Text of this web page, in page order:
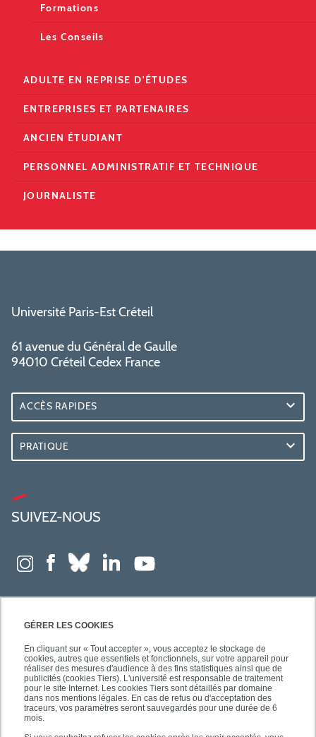
GÉRER LES COOKIES
En cliquant sur « Tout accepter », vous acceptez le stockage de
cookies, autres que essentiels et fonctionnels, sur votre appareil pour
réaliser des mesures d'audience à des fins statistiques ainsi que de
publicités (cookies Tiers). L'université est responsable de traitement
pour le site Internet. Les cookies Tiers sont détaillés par domaine
dans nos mentions légales. En cas de refus ou d'acceptation des
traceurs, vos paramètres seront sauvegardés pour une durée de 6
mois.
Formations
Les Conseils
ADULTE EN REPRISE D'ÉTUDES
ENTREPRISES ET PARTENAIRES
ANCIEN ÉTUDIANT
PERSONNEL ADMINISTRATIF ET TECHNIQUE
JOURNALISTE
Université Paris-Est Créteil
61 avenue du Général de Gaulle
94010 Créteil Cedex France
ACCÈS RAPIDES
PRATIQUE
SUIVEZ-NOUS